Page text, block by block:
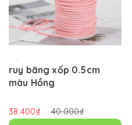
ruy băng xốp 0.5cm
màu Hồng
38.400₫ 40.000₫